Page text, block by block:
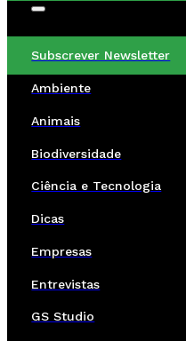
Subscrever Newsletter
Ambiente
Animais
Biodiversidade
Ciência e Tecnologia
Dicas
Empresas
Entrevistas
GS Studio